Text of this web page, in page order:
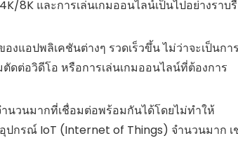
8K และการเล่นเกมออนไลน์เป็นไปอย่างราบ
แอปพลิเคชันต่างๆ รวดเร็วขึ้น ไม่ว่าจะเป็นกา
ดต่อวิดีโอ หรือการเล่นเกมออนไลน์ที่ต้องการ
นวนมากที่เชื่อมต่อพร้อมกันได้โดยไม่ทำให้
ปกรณ์ IoT (Internet of Things) จำนวนมาก เ